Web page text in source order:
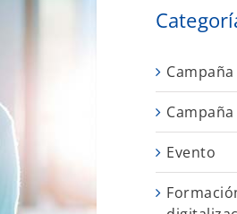
Evento